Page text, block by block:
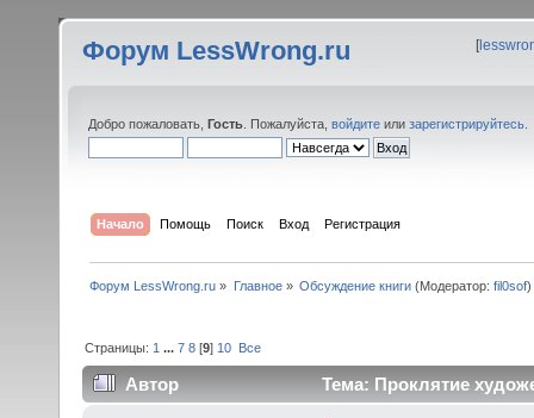
Форум LessWrong.ru [
Добро пожаловать, Гость . Пожалуйста, войдите или зарегистрируйтесь
Начало Помощь Поиск Вход Регистрация
Форум LessWrong.ru » Главное» Обсуждение книги(Модератор: fil0sof)
Страницы: 1 ...7 8 [9] 10 Все
Автор Тема: Проклятие